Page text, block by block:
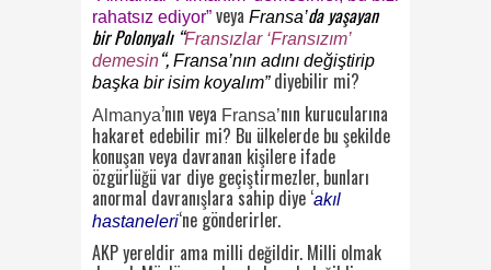
rahatsız ediyor” veya Fransa’da yaşayan
bir Polonyalı “Fransızlar ‘Fransızım’
demesin“, Fransa’nın adını değiştirip
başka bir isim koyalım”diyebilir mi?
Almanya’nın veya Fransa’nın kurucularına
hakaret edebilir mi? Bu ülkelerde bu şekilde
konuşan veya davranan kişilere ifade
özgürlüğü var diye geçiştirmezler, bunları
anormal davranışlara sahip diye ‘akıl
hastaneleri‘ne gönderirler.
AKP yereldir ama milli değildir. Milli olmak